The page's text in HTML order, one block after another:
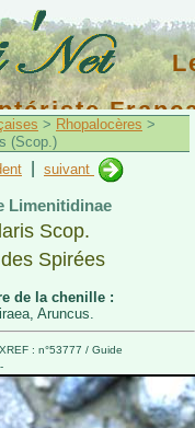
> Rhopalocères >
(Scop.)
suivant
Limenitidinae
Scop.
Spirées
de la chenille :
Aruncus.
: n°53777 / Guide